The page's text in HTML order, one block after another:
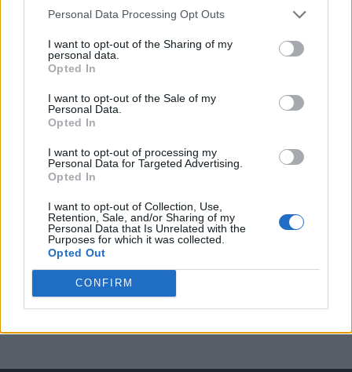
Personal Data Processing Opt Outs
I want to opt-out of the Sharing of my
personal data.
Opted In
I want to opt-out of the Sale of my
Personal Data.
Opted In
I want to opt-out of processing my
Personal Data for Targeted Advertising.
Opted In
I want to opt-out of Collection, Use,
Retention, Sale, and/or Sharing of my
Personal Data that Is Unrelated with the
Purposes for which it was collected.
Opted Out
CONFIRM
Arhiva sondajelor
ad